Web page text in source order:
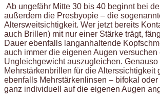
Ab ungefähr Mitte 30 bis 40 beginnt bei
außerdem die Presbyopie – die
Altersweitsichtigkeit. Wer jetzt bereits
auch Brillen) mit nur einer Stärke trägt,
Dauer ebenfalls langanhaltende
auch immer die eigenen Augen versuchen
Ungleichgewicht auszugleichen.
Mehrstärkenbrillen für die Alterssichtigkeit
ebenfalls Mehrstärkenlinsen – bifokal oder
ganz individuell auf die eigenen Augen